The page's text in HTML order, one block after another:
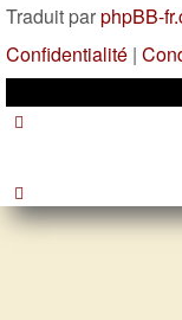
Traduit parphpBB-
Confidentialité |